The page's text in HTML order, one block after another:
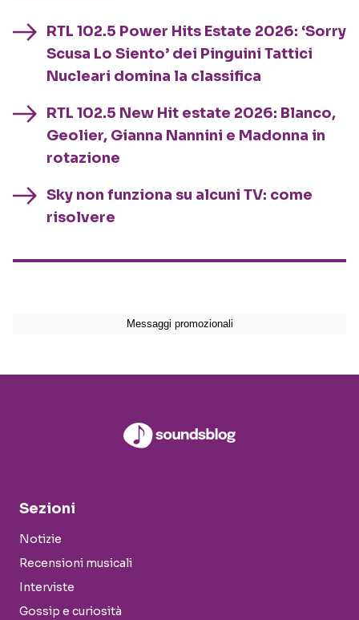
RTL 102.5 Power Hits Estate 2026: ‘Sorry
Scusa Lo Siento’ dei Pinguini Tattici
Nucleari domina la classifica
RTL 102.5 New Hit estate 2026: Blanco,
Geolier, Gianna Nannini e Madonna in
rotazione
Sky non funziona su alcuni TV: come
risolvere
Sezioni
Notizie
Recensioni musicali
Interviste
Gossip e curiosità